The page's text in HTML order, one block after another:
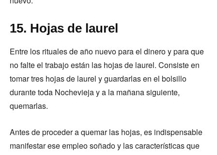
15. Hojas de laurel
Entre los rituales de año nuevo para el dinero y para que
no falte el trabajo están las hojas de laurel. Consiste en
tomar tres hojas de laurel y guardarlas en el bolsillo
durante toda Nochevieja y a la mañana siguiente,
quemarlas.
Antes de proceder a quemar las hojas, es indispensable
manifestar ese empleo soñado y las características que